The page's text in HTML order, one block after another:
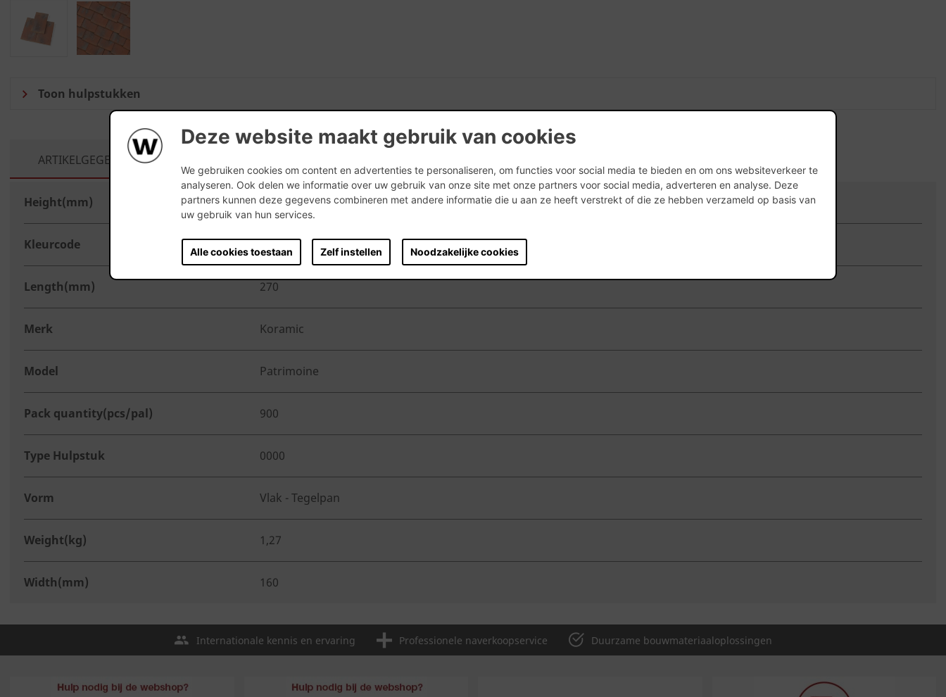
Deze website maakt gebruik van cookies
We gebruiken cookies om content en advertenties te personaliseren, om functies voor social media te bieden en om ons websiteverkeer te
analyseren. Ook delen we informatie over uw gebruik van onze site met onze partners voor social media, adverteren en analyse. Deze
partners kunnen deze gegevens combineren met andere informatie die u aan ze heeft verstrekt of die ze hebben verzameld op basis van
uw gebruik van hun services.
Alle cookies toestaan Zelf instellen Noodzakelijke cookies
CURRENT
ARTIKELGEGEVENS
Height(mm) 0
Kleurcode 894 Rouge de Mars
Length(mm) 270
Merk Koramic
Model Patrimoine
Pack quantity(pcs/pal) 900
Type Hulpstuk 0000
Vorm Vlak - Tegelpan
Weight(kg) 1,27
Width(mm) 160
Internationale kennis en ervaring Professionele naverkoopservice Duurzame bouwmateriaaloplossingen